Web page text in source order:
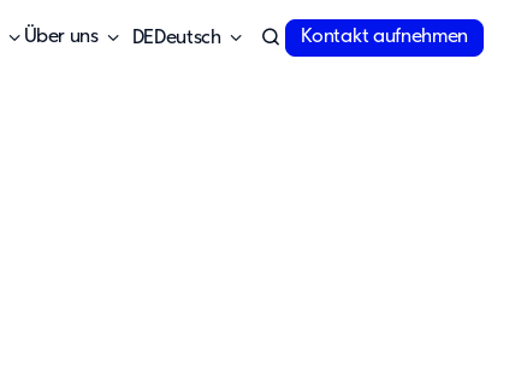
Über uns Deutsch Kontakt aufnehmen